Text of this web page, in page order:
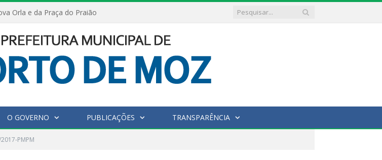
Orla e da Praça do Praião
O GOVERNO PUBLICAÇÕES TRANSPARÊNCIA
2017-PMPM